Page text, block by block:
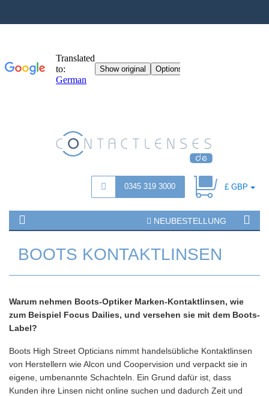
0345 319 3000 £ GBP
NEUBESTELLUNG
BOOTS KONTAKTLINSEN
Warum nehmen Boots-Optiker Marken-Kontaktlinsen, wie
zum Beispiel Focus Dailies, und versehen sie mit dem Boots-
Label?
Boots High Street Opticians nimmt handelsübliche Kontaktlinsen
von Herstellern wie Alcon und Coopervision und verpackt sie in
eigene, umbenannte Schachteln. Ein Grund dafür ist, dass
Kunden ihre Linsen nicht online suchen und dadurch Zeit und